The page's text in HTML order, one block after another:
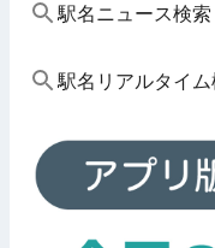
駅名ニュース検索
駅名リアルタイム